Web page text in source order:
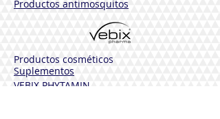
Productos antimosquitos
Productos cosméticos
Suplementos
VEBIX PHYTAMIN